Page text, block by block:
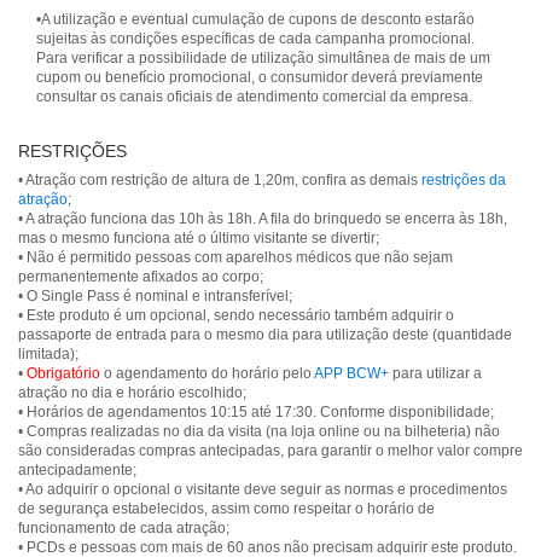
•A utilização e eventual cumulação de cupons de desconto estarão
sujeitas às condições específicas de cada campanha promocional.
Para verificar a possibilidade de utilização simultânea de mais de um
cupom ou benefício promocional, o consumidor deverá previamente
consultar os canais oficiais de atendimento comercial da empresa.
RESTRIÇÕES
• Atração com restrição de altura de 1,20m, confira as demais restrições da
atração;
• A atração funciona das 10h às 18h. A fila do brinquedo se encerra às 18h,
mas o mesmo funciona até o último visitante se divertir;
• Não é permitido pessoas com aparelhos médicos que não sejam
permanentemente afixados ao corpo;
• O Single Pass é nominal e intransferível;
• Este produto é um opcional, sendo necessário também adquirir o
passaporte de entrada para o mesmo dia para utilização deste (quantidade
limitada);
• Obrigatório o agendamento do horário pelo APP BCW+ para utilizar a
atração no dia e horário escolhido;
• Horários de agendamentos 10:15 até 17:30. Conforme disponibilidade;
• Compras realizadas no dia da visita (na loja online ou na bilheteria) não
são consideradas compras antecipadas, para garantir o melhor valor compre
antecipadamente;
• Ao adquirir o opcional o visitante deve seguir as normas e procedimentos
de segurança estabelecidos, assim como respeitar o horário de
funcionamento de cada atração;
• PCDs e pessoas com mais de 60 anos não precisam adquirir este produto.